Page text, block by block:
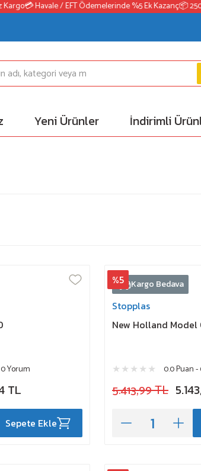
💳 Havale / EFT Ödemelerinde %5 Ek Kazanç📦 2500₺
Yeni Ürünler İndirimli
Yorum
TL
Sepete Ekle
%5 Kargo Bedava
Stopplas
New Holland Model
0.0 Puan
5.413,99 TL